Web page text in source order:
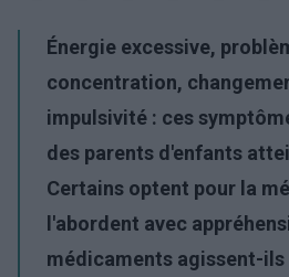
Énergie excessive,
concentration,
impulsivité : ces
des parents d'enfants
Certains optent pour la
l'abordent avec
médicaments agissent-